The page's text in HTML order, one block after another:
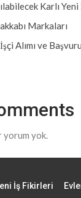
Karlı
Markaları
Alımı ve
yorum yok.
İş Fikirleri